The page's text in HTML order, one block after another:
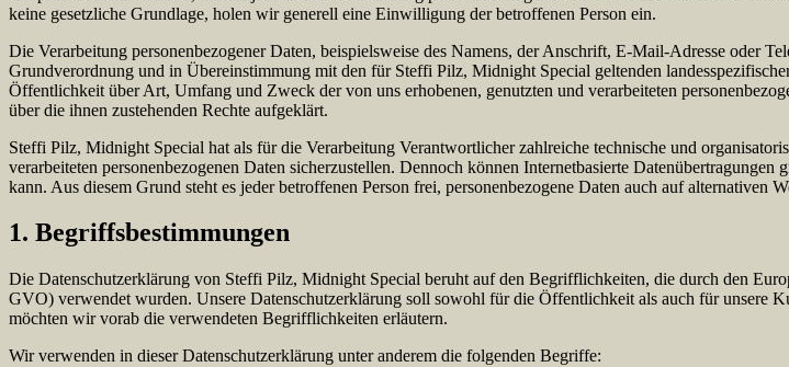
keine gesetzliche Grundlage, holen wir generell eine Einwilligung der betroffenen Person ein.
Die Verarbeitung personenbezogener Daten, beispielsweise des Namens, der Anschrift, E-Mail-Adresse oder
Grundverordnung und in Übereinstimmung mit den für Steffi Pilz, Midnight Special geltenden
Öffentlichkeit über Art, Umfang und Zweck der von uns erhobenen, genutzten und verarbeiteten
über die ihnen zustehenden Rechte aufgeklärt.
Steffi Pilz, Midnight Special hat als für die Verarbeitung Verantwortlicher zahlreiche technische und
verarbeiteten personenbezogenen Daten sicherzustellen. Dennoch können Internetbasierte
kann. Aus diesem Grund steht es jeder betroffenen Person frei, personenbezogene Daten auch auf alternativen
1. Begriffsbestimmungen
Die Datenschutzerklärung von Steffi Pilz, Midnight Special beruht auf den Begrifflichkeiten, die durch den
GVO) verwendet wurden. Unsere Datenschutzerklärung soll sowohl für die Öffentlichkeit als auch für unsere
möchten wir vorab die verwendeten Begrifflichkeiten erläutern.
Wir verwenden in dieser Datenschutzerklärung unter anderem die folgenden Begriffe: